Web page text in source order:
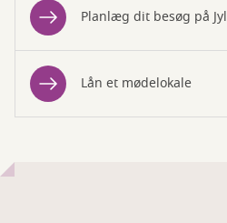
Planlæg dit besøg på
Lån et mødelokale